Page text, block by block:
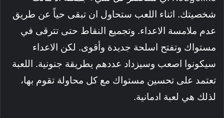
شخصيتك. اثناء اللعب ستحاول ان تبقى حياً عن طريق
عدم ملامسة الاعداء. وتجميع النقاط حتى تترقى في
مستواك وتفتح اسلحة جديدة وأقوى. لكن الاعداء
سيكونوا اصعب وسيزداد عددهم يطريقة جنونية. اللعبة
تعتمد على تحسين مستواك مع كل محاولة تقوم بها،
لذلك هي لعبة ادمانية.